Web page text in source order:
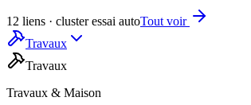
12 liens · cluster essai autoTout voir
Travaux
Travaux
Travaux & Maison